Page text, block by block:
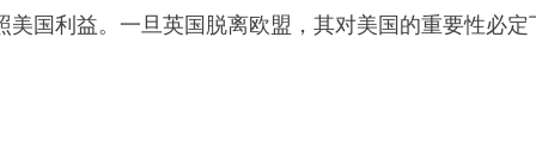
美国利益。一旦英国脱离欧盟，其对美国的重要性必定